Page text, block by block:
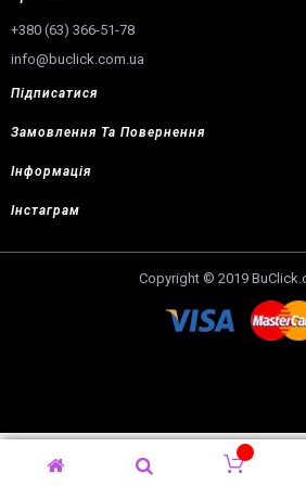
+380 (63) 366-51-78
info@buclick.com.ua
Підписатися
Замовлення Та Повернення
Інформація
Інстаграм
Copyright © 2019